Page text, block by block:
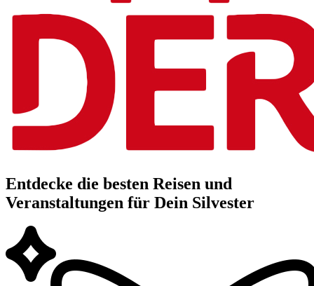
Entdecke die besten Reisen und
Veranstaltungen für Dein Silvester